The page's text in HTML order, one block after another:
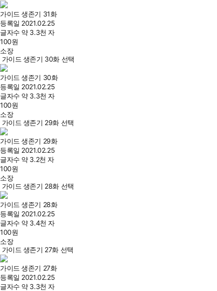
가이드 생존기 31화
등록일 2021.02.25
글자수 약 3.3천 자
100원
소장
가이드 생존기 30화 선택
가이드 생존기 30화
등록일 2021.02.25
글자수 약 3.3천 자
100원
소장
가이드 생존기 29화 선택
가이드 생존기 29화
등록일 2021.02.25
글자수 약 3.2천 자
100원
소장
가이드 생존기 28화 선택
가이드 생존기 28화
등록일 2021.02.25
글자수 약 3.4천 자
100원
소장
가이드 생존기 27화 선택
가이드 생존기 27화
등록일 2021.02.25
글자수 약 3.3천 자